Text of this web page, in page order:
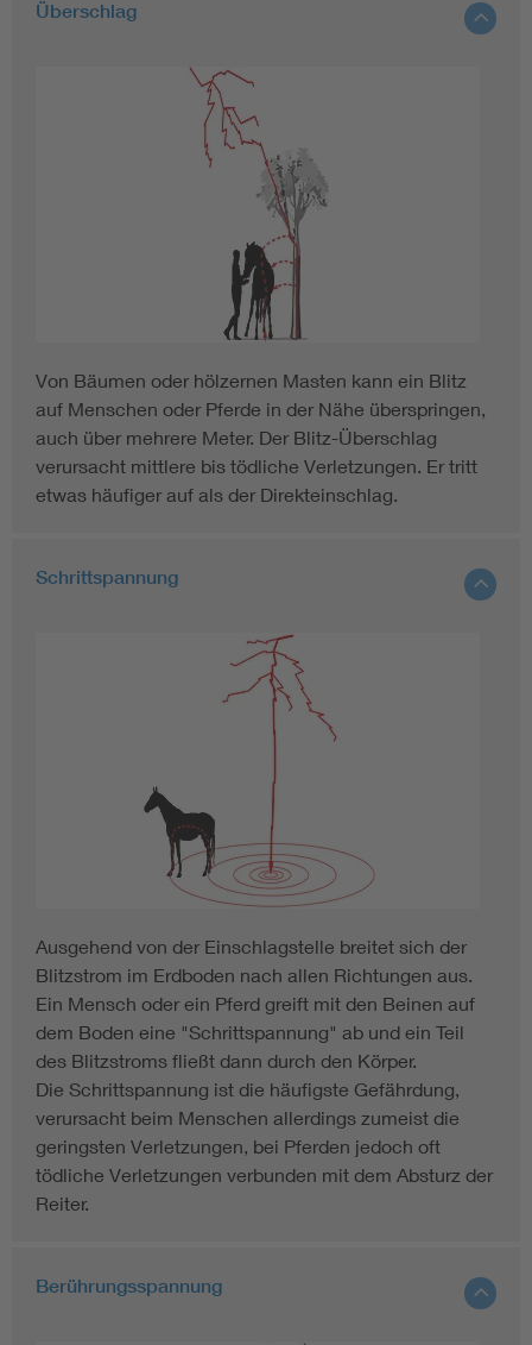
Überschlag
Von Bäumen oder hölzernen Masten kann ein Blitz
auf Menschen oder Pferde in der Nähe überspringen,
auch über mehrere Meter. Der Blitz-Überschlag
verursacht mittlere bis tödliche Verletzungen. Er tritt
etwas häufiger auf als der Direkteinschlag.
Schrittspannung
Ausgehend von der Einschlagstelle breitet sich der
Blitzstrom im Erdboden nach allen Richtungen aus.
Ein Mensch oder ein Pferd greift mit den Beinen auf
dem Boden eine "Schrittspannung" ab und ein Teil
des Blitzstroms fließt dann durch den Körper.
Die Schrittspannung ist die häufigste Gefährdung,
verursacht beim Menschen allerdings zumeist die
geringsten Verletzungen, bei Pferden jedoch oft
tödliche Verletzungen verbunden mit dem Absturz der
Reiter.
Berührungsspannung